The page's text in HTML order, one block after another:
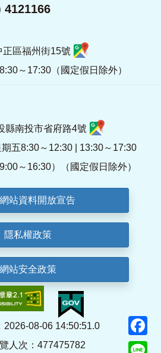
4121166
區福州街15號
～17:30（國定假日除外）
縣南投市省府路4號
五8:30～12:30 | 13:30～17:30
～16:30）（國定假日除外）
站資料開放宣告
隱私權政策
網站安全政策
2026-08-06 14:50:51.0
人次：477475782